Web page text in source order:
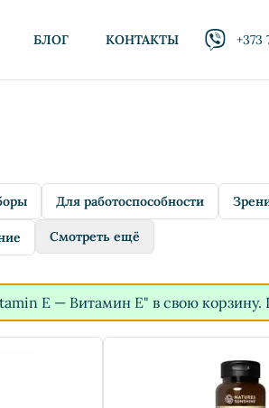
БЛОГ КОНТАКТЫ +373
Для работоспособности
Смотреть ещё
E — Витамин Е" в свою корзину.